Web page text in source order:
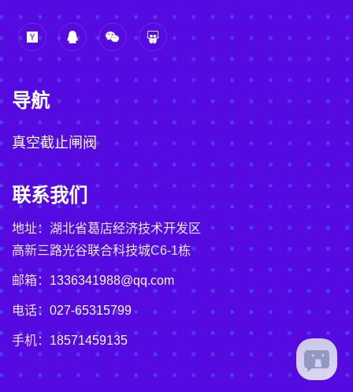
导航
真空截止闸阀
联系我们
地址：湖北省葛店经济技术开发区
高新三路光谷联合科技城C6-1栋
邮箱： 1336341988@qq.com
电话： 027-65315799
手机： 18571459135